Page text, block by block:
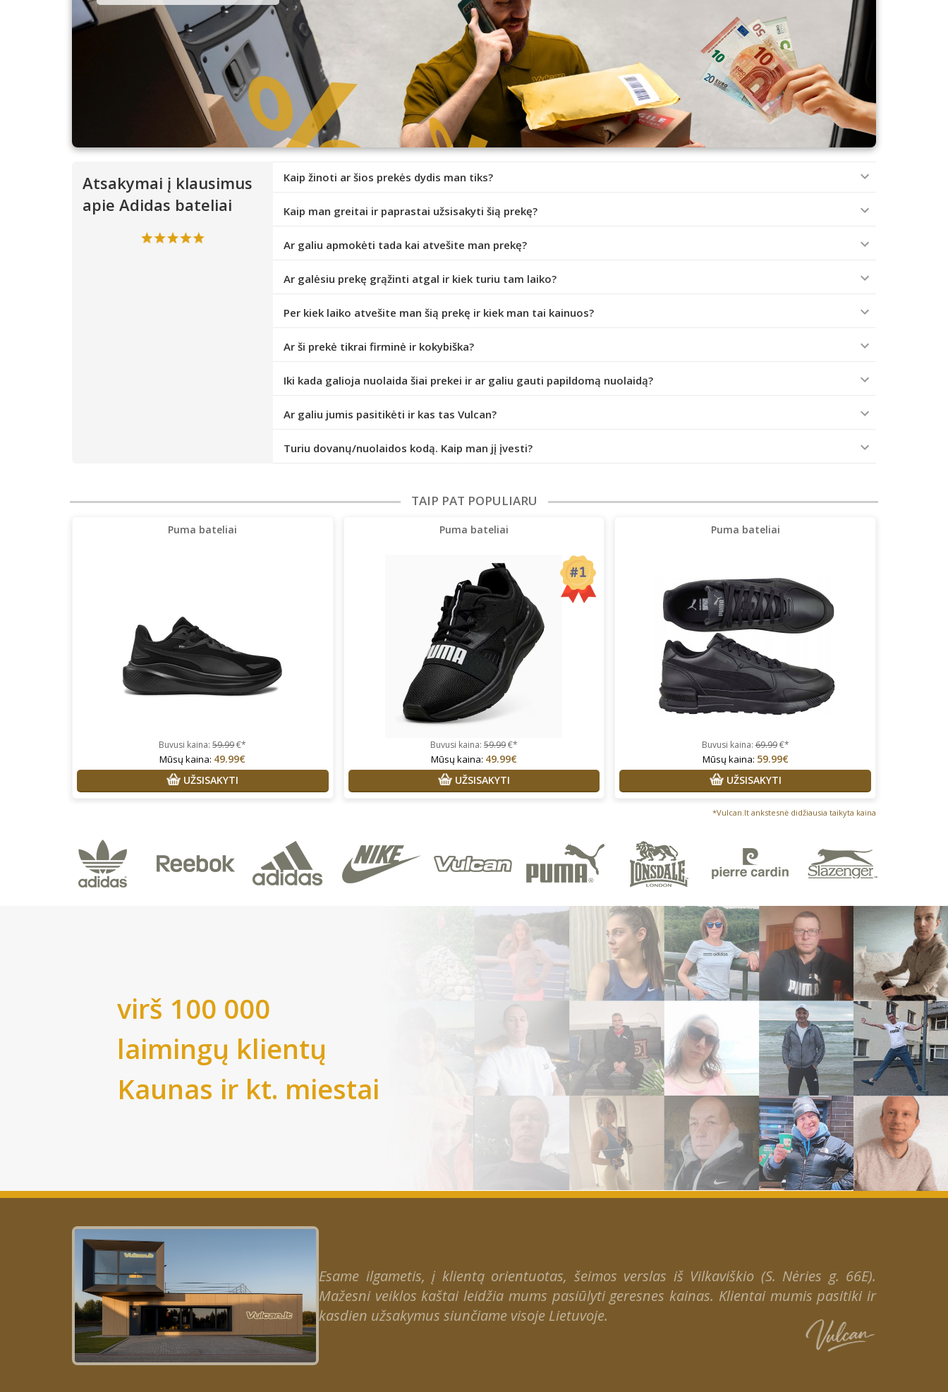
Atsakymai į klausimus
apie Adidas bateliai
Kaip žinoti ar šios prekės dydis man tiks?
Kaip man greitai ir paprastai užsisakyti šią prekę?
Ar galiu apmokėti tada kai atvešite man prekę?
Ar galėsiu prekę grąžinti atgal ir kiek turiu tam laiko?
Per kiek laiko atvešite man šią prekę ir kiek man tai kainuos?
Ar ši prekė tikrai firminė ir kokybiška?
Iki kada galioja nuolaida šiai prekei ir ar galiu gauti papildomą nuolaidą?
Ar galiu jumis pasitikėti ir kas tas Vulcan?
Turiu dovanų/nuolaidos kodą. Kaip man jį įvesti?
TAIP PAT POPULIARU
Puma bateliai
Buvusi kaina:59.99€*
Mūsų kaina: 49.99€
UŽSISAKYTI
Puma bateliai
Buvusi kaina: 59.99€*
Mūsų kaina: 49.99€
UŽSISAKYTI
Puma bateliai
Buvusi kaina:69.99€*
Mūsų kaina: 59.99€
UŽSISAKYTI
*Vulcan.lt ankstesnė didžiausia taikyta kaina
virš 100 000
laimingų klientų
Kaunas ir kt. miestai
Esame ilgametis, į klientą orientuotas, šeimos verslas iš Vilkaviškio (S. Nėries g. 66E).
Mažesni veiklos kaštai leidžia mums pasiūlyti geresnes kainas. Klientai mumis pasitiki ir
kasdien užsakymus siunčiame visoje Lietuvoje.